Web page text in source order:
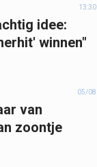
13:30
idee:
winnen"
05/08
van
zoontje